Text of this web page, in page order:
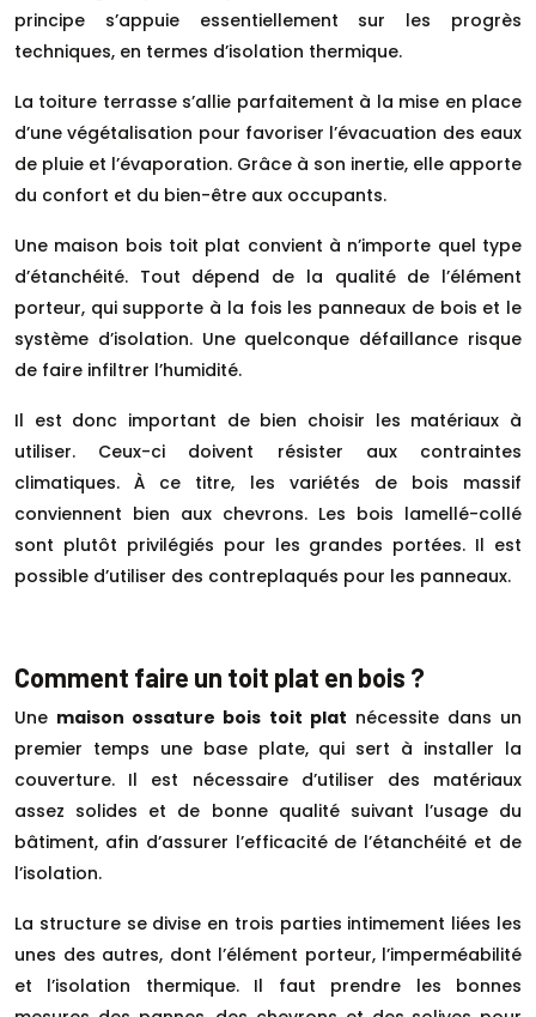
principe s’appuie essentiellement sur les progrès
techniques, en termes d’isolation thermique.
La toiture terrasse s’allie parfaitement à la mise en place
d’une végétalisation pour favoriser l’évacuation des eaux
de pluie et l’évaporation. Grâce à son inertie, elle apporte
du confort et du bien-être aux occupants.
Une maison bois toit plat convient à n’importe quel type
d’étanchéité. Tout dépend de la qualité de l’élément
porteur, qui supporte à la fois les panneaux de bois et le
système d’isolation. Une quelconque défaillance risque
de faire infiltrer l’humidité.
Il est donc important de bien choisir les matériaux à
utiliser. Ceux-ci doivent résister aux contraintes
climatiques. À ce titre, les variétés de bois massif
conviennent bien aux chevrons. Les bois lamellé-collé
sont plutôt privilégiés pour les grandes portées. Il est
possible d’utiliser des contreplaqués pour les panneaux.
Comment faire un toit plat en bois ?
Une maison ossature bois toit plat nécessite dans un
premier temps une base plate, qui sert à installer la
couverture. Il est nécessaire d’utiliser des matériaux
assez solides et de bonne qualité suivant l’usage du
bâtiment, afin d’assurer l’efficacité de l’étanchéité et de
l’isolation.
La structure se divise en trois parties intimement liées les
unes des autres, dont l’élément porteur, l’imperméabilité
et l’isolation thermique. Il faut prendre les bonnes